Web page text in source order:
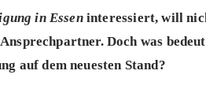
in Esseninteressiert, will
Doch was
auf dem neuesten Stand?